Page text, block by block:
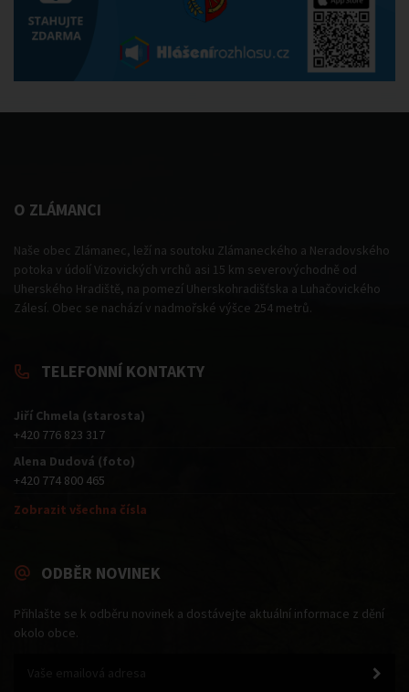
O ZLÁMANCI
Naše obec Zlámanec, leží na soutoku Zlámaneckého a Neradovského
potoka v údolí Vizovických vrchů asi 15 km severovýchodně od
Uherského Hradiště, na pomezí Uherskohradišťska a Luhačovického
Zálesí. Obec se nachází v nadmořské výšce 254 metrů.
TELEFONNÍ KONTAKTY
Jiří Chmela (starosta)
+420 776 823 317
Alena Dudová (foto)
+420 774 800 465
Zobrazit všechna čísla
ODBĚR NOVINEK
Přihlašte se k odběru novinek a dostávejte aktuální informace z dění
okolo obce.